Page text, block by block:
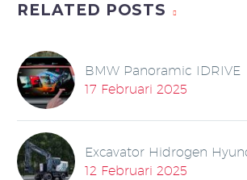
RELATED POSTS
BMW Panoramic IDRIVE
17 Februari 2025
Excavator Hidrogen
12 Februari 2025